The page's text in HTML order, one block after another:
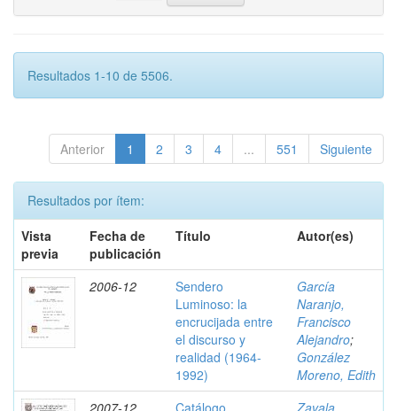
Resultados 1-10 de 5506.
Anterior 1 2 3 4 ... 551 Siguiente
Resultados por ítem:
Vista
previa
Fecha de
publicación
Título Autor(es)
2006-12
Sendero
Luminoso: la
encrucijada entre
el discurso y
realidad (1964-
1992)
García
Naranjo,
Francisco
Alejandro;
González
Moreno, Edith
2007-12
Catálogo
Zavala